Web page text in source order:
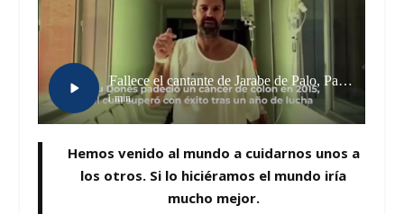
Hemos venido al mundo a cuidarnos unos a
los otros. Si lo hiciéramos el mundo iría
mucho mejor.